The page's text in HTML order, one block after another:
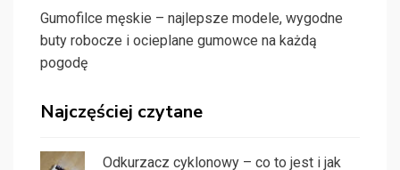
Gumofilce męskie – najlepsze modele, wygodne
buty robocze i ocieplane gumowce na każdą
pogodę
Najczęściej czytane
Odkurzacz cyklonowy – co to jest i jak